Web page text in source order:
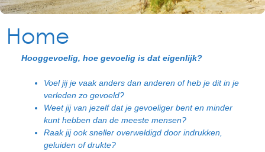
Home
Hooggevoelig, hoe gevoelig is dat eigenlijk?
Voel jij je vaak anders dan anderen of heb je dit in je
verleden zo gevoeld?
Weet jij van jezelf dat je gevoeliger bent en minder
kunt hebben dan de meeste mensen?
Raak jij ook sneller overweldigd door indrukken,
geluiden of drukte?